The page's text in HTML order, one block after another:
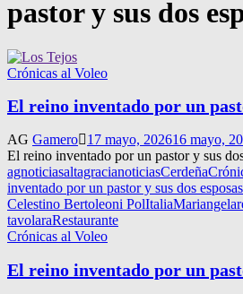
pastor y sus dos
Crónicas al Voleo
El reino inventado por un
AG Gamero 17 mayo, 202616 mayo,
El reino inventado por un pastor y sus
agnoticiasaltagracianoticiasCerdeña
inventado por un pastor y sus dos esposas
Celestino Bertoleoni PolItaliaMariangela
tavolaraRestaurante
Crónicas al Voleo
El reino inventado por un